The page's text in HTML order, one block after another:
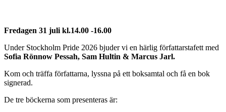
Fredagen 31 juli kl.14.00 -16.00
Under Stockholm Pride 2026 bjuder vi en härlig författarstafett med
Sofia Rönnow Pessah, Sam Hultin & Marcus Jarl.
Kom och träffa författarna, lyssna på ett boksamtal och få en bok
signerad.
De tre böckerna som presenteras är: